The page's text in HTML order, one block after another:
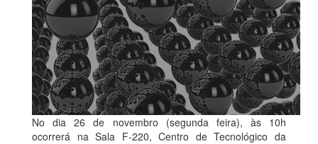
No dia 26 de novembro (segunda feira), às 10h
ocorrerá na Sala F-220, Centro de Tecnológico da